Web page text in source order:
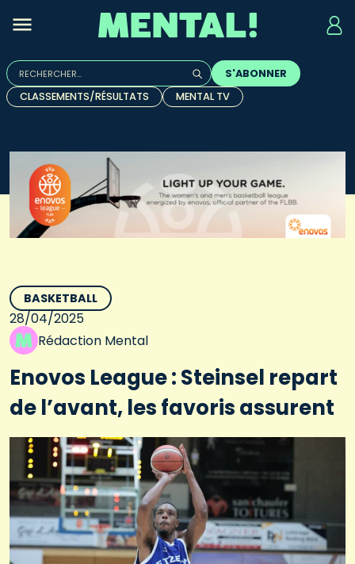
Rechercher :
Quand les résultats de l'auto-complétion sont
S'ABONNER
CLASSEMENTS/RÉSULTATS
MENTAL TV
BASKETBALL
28/04/2025
Rédaction Mental
Enovos League : Steinsel repart
de l’avant, les favoris assurent